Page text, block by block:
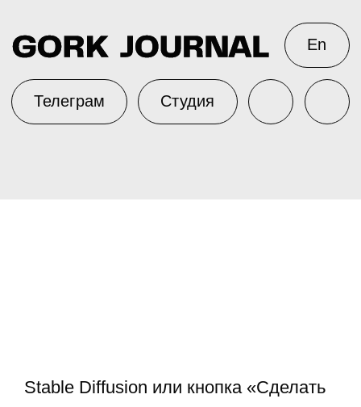
Stable Diffusion или кнопка «Сделать